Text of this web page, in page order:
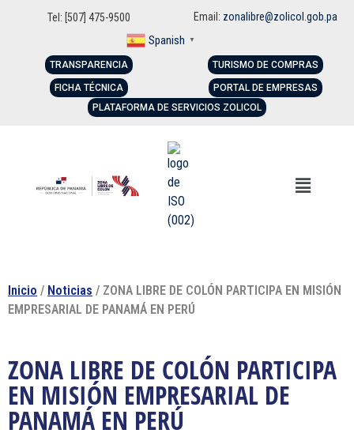
Tel: [507] 475-9500 Email: zonalibre@zolicol.gob.pa
Spanish ▼
TRANSPARENCIA
FICHA TÉCNICA
TURISMO DE COMPRAS
PORTAL DE EMPRESAS
PLATAFORMA DE SERVICIOS ZOLICOL
Inicio / Noticias / ZONA LIBRE DE COLÓN PARTICIPA EN MISIÓN
EMPRESARIAL DE PANAMÁ EN PERÚ
ZONA LIBRE DE COLÓN PARTICIPA
EN MISIÓN EMPRESARIAL DE
PANAMÁ EN PERÚ